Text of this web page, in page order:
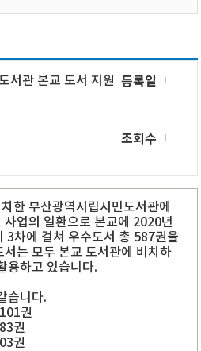
서관 본교 도서 지원 등록일
조회수
한 부산광역시립시민도서관에
업의 일환으로 본교에 2020년
3차에 걸쳐 우수도서 총 587권을
는 모두 본교 도서관에 비치하
용하고 있습니다.
습니다.
권
권
권